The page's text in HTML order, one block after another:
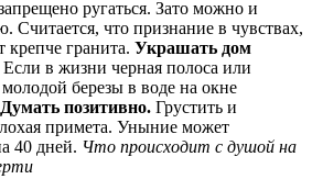
ругаться. Зато можно и
Считается, что признание в чувствах,
крепче гранита. Украшать дом
Если в жизни черная полоса или
березы в воде на окне
Думать позитивно. Грустить и
примета. Уныние может
40 дней. Что происходит с душой на